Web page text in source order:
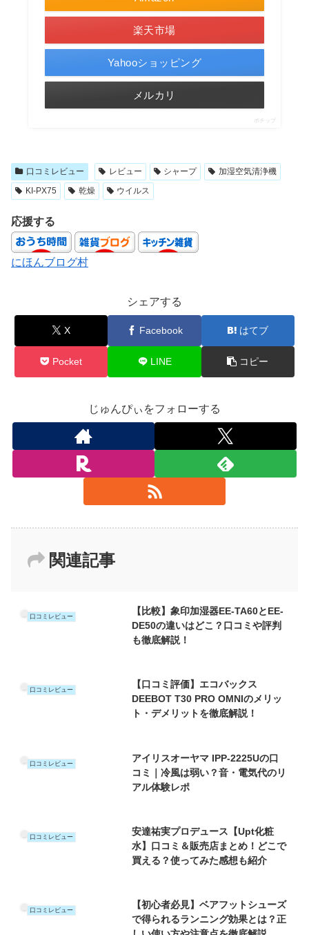
楽天市場
Yahooショッピング
メルカリ
ポチップ
口コミレビュー レビュー シャープ
加湿空気清浄機
KI-PX75
乾燥 ウイルス
応援する
にほんブログ村
シェアする
X Facebook はてブ
Pocket LINE コピー
じゅんぴぃをフォローする
関連記事
口コミレビュー
【比較】象印加湿器EE-TA60とEE-
DE50の違いはどこ？口コミや評判
も徹底解説！
口コミレビュー
【口コミ評価】エコバックス
DEEBOT T30 PRO OMNIのメリッ
ト・デメリットを徹底解説！
口コミレビュー
アイリスオーヤマ IPP-2225Uの口
コミ｜冷風は弱い？音・電気代のリ
アル体験レポ
口コミレビュー
安達祐実プロデュース【Upt化粧
水】口コミ＆販売店まとめ！どこで
買える？使ってみた感想も紹介
口コミレビュー
【初心者必見】ベアフットシューズ
で得られるランニング効果とは？正